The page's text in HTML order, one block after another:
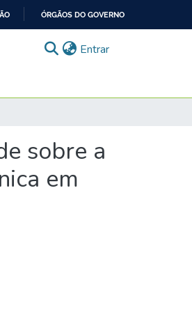
ÓRGÃOS DO GOVERNO
Entrar(current)
sobre a
em